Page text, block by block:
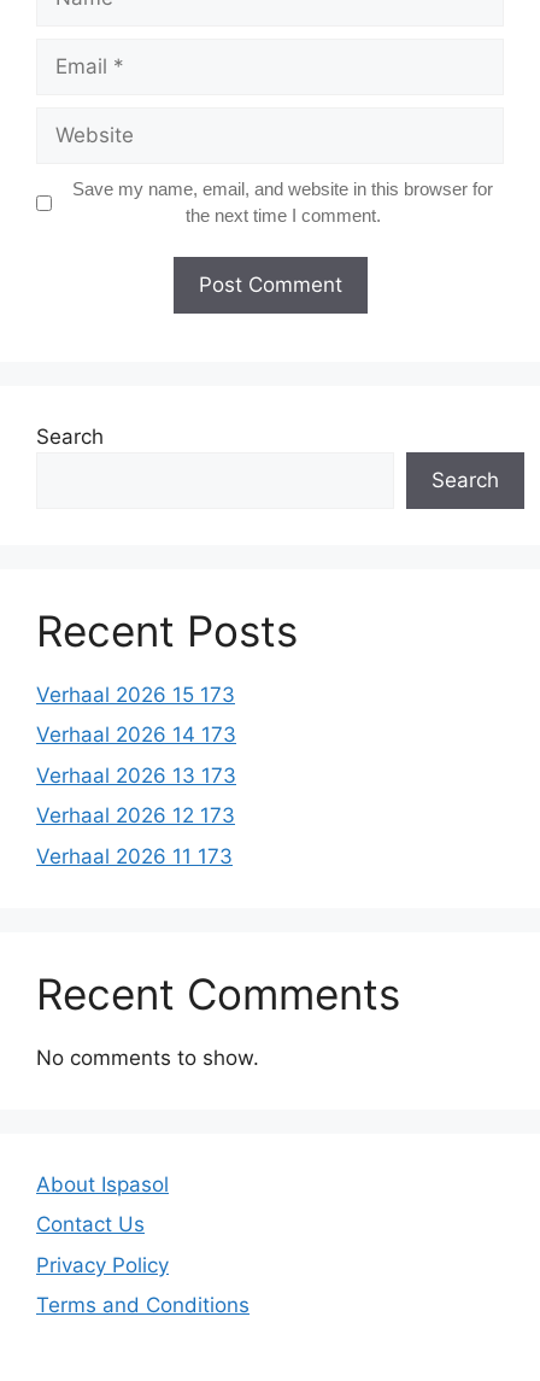
Email
Website
Save my name, email, and website in this browser for
the next time I comment.
Search
Search
Recent Posts
Verhaal 2026 15 173
Verhaal 2026 14 173
Verhaal 2026 13 173
Verhaal 2026 12 173
Verhaal 2026 11 173
Recent Comments
No comments to show.
About Ispasol
Contact Us
Privacy Policy
Terms and Conditions